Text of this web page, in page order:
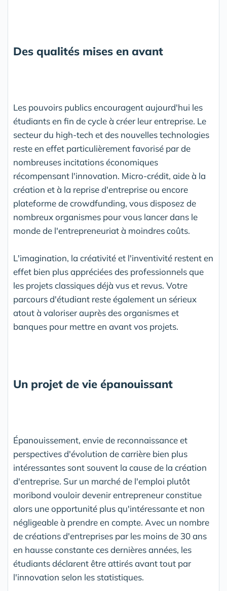
Des qualités mises en avant
Les pouvoirs publics encouragent aujourd'hui les
étudiants en fin de cycle à créer leur entreprise. Le
secteur du high-tech et des nouvelles technologies
reste en effet particulièrement favorisé par de
nombreuses incitations économiques
récompensant l'innovation. Micro-crédit, aide à la
création et à la reprise d'entreprise ou encore
plateforme de crowdfunding, vous disposez de
nombreux organismes pour vous lancer dans le
monde de l'entrepreneuriat à moindres coûts.
L'imagination, la créativité et l'inventivité restent en
effet bien plus appréciées des professionnels que
les projets classiques déjà vus et revus. Votre
parcours d'étudiant reste également un sérieux
atout à valoriser auprès des organismes et
banques pour mettre en avant vos projets.
Un projet de vie épanouissant
Épanouissement, envie de reconnaissance et
perspectives d'évolution de carrière bien plus
intéressantes sont souvent la cause de la création
d'entreprise. Sur un marché de l'emploi plutôt
moribond vouloir devenir entrepreneur constitue
alors une opportunité plus qu'intéressante et non
négligeable à prendre en compte. Avec un nombre
de créations d'entreprises par les moins de 30 ans
en hausse constante ces dernières années, les
étudiants déclarent être attirés avant tout par
l'innovation selon les statistiques.